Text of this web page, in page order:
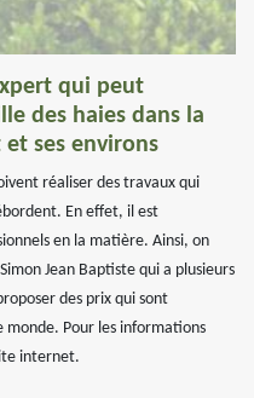
qui peut
des haies dans la
et ses environs
réaliser des travaux qui
En effet, il est
en la matière. Ainsi, on
Jean Baptiste qui a plusieurs
des prix qui sont
monde. Pour les informations
internet.